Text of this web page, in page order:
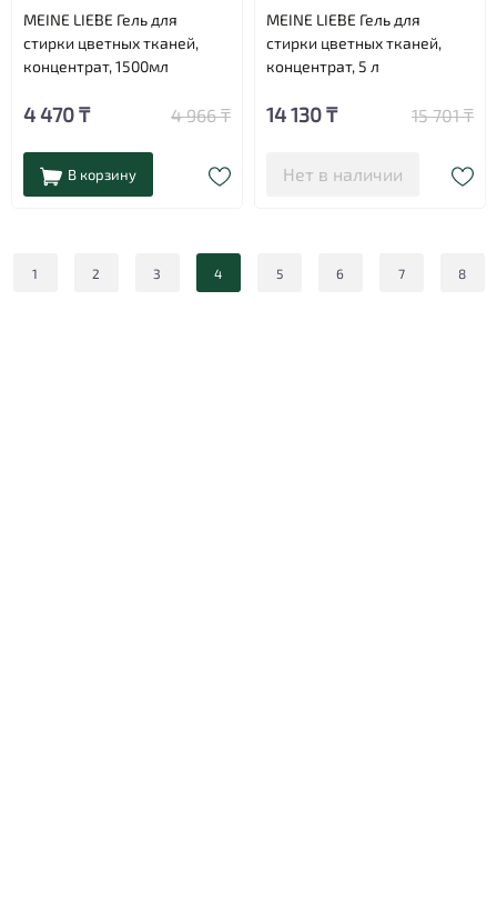
MEINE LIEBE Гель для
стирки цветных тканей,
концентрат, 1500мл
4 470 ₸ 4 966 ₸
В корзину
MEINE LIEBE Гель для
стирки цветных тканей,
концентрат, 5 л
14 130 ₸ 15 701 ₸
Нет в наличии
1 2 3 4 5 6 7 8